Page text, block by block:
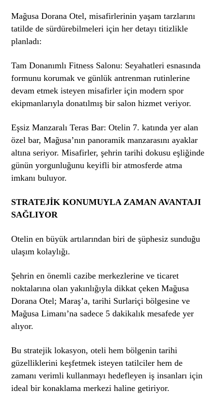
Mağusa Dorana Otel, misafirlerinin yaşam tarzlarını
tatilde de sürdürebilmeleri için her detayı titizlikle
planladı:
Tam Donanımlı Fitness Salonu: Seyahatleri esnasında
formunu korumak ve günlük antrenman rutinlerine
devam etmek isteyen misafirler için modern spor
ekipmanlarıyla donatılmış bir salon hizmet veriyor.
Eşsiz Manzaralı Teras Bar: Otelin 7. katında yer alan
özel bar, Mağusa’nın panoramik manzarasını ayaklar
altına seriyor. Misafirler, şehrin tarihi dokusu eşliğinde
günün yorgunluğunu keyifli bir atmosferde atma
imkanı buluyor.
STRATEJİK KONUMUYLA ZAMAN AVANTAJI
SAĞLIYOR
Otelin en büyük artılarından biri de şüphesiz sunduğu
ulaşım kolaylığı.
Şehrin en önemli cazibe merkezlerine ve ticaret
noktalarına olan yakınlığıyla dikkat çeken Mağusa
Dorana Otel; Maraş’a, tarihi Surlariçi bölgesine ve
Mağusa Limanı’na sadece 5 dakikalık mesafede yer
alıyor.
Bu stratejik lokasyon, oteli hem bölgenin tarihi
güzelliklerini keşfetmek isteyen tatilciler hem de
zamanı verimli kullanmayı hedefleyen iş insanları için
ideal bir konaklama merkezi haline getiriyor.